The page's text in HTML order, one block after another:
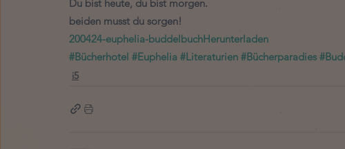
Du bist heute, du bist morgen.
beiden musst du sorgen!
200424-euphelia-buddelbuchHerunterladen
#Bücherhotel #Euphelia #Literaturien #Bücherparadies
i5